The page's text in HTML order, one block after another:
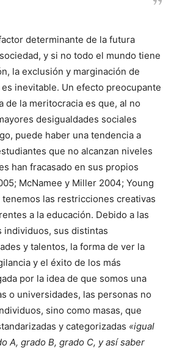
determinante de la futura
y si no todo el mundo tiene
la exclusión y marginación de
inevitable. Un efecto preocupante
de la meritocracia es que, al no
desigualdades sociales
puede haber una tendencia a
que no alcanzan niveles
han fracasado en sus propios
McNamee y Miller 2004; Young
tenemos las restricciones creativas
a la educación. Debido a las
sus distintas
y talentos, la forma de ver la
y el éxito de los más
por la idea de que somos una
o universidades, las personas no
sino como masas, que
y categorizadas «igual
A, grado B, grado C, y así saber